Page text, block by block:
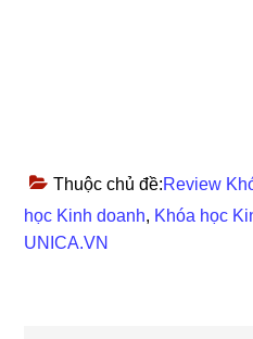
Thuộc chủ đề:Review
học Kinh doanh, Khóa học
UNICA.VN